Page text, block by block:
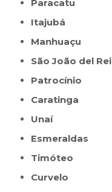
Paracatu
Itajubá
Manhuaçu
São João del Rei
Patrocínio
Caratinga
Unaí
Esmeraldas
Timóteo
Curvelo